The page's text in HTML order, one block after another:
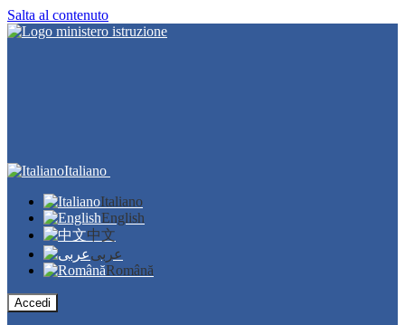
Salta al contenuto
Italiano
Italiano
English
中文
عربى
Română
Accedi